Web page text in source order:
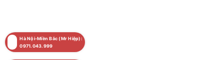
Hà Nội-Miền Bắc (Mr Hiệp):
0971.043.999